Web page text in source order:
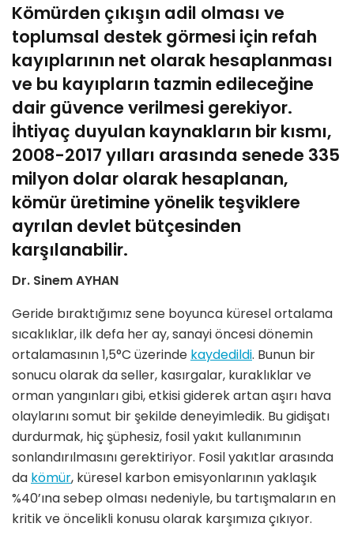
Kömürden çıkışın adil olması ve
toplumsal destek görmesi için refah
kayıplarının net olarak hesaplanması
ve bu kayıpların tazmin edileceğine
dair güvence verilmesi gerekiyor.
İhtiyaç duyulan kaynakların bir kısmı,
2008-2017 yılları arasında senede 335
milyon dolar olarak hesaplanan,
kömür üretimine yönelik teşviklere
ayrılan devlet bütçesinden
karşılanabilir.
Dr. Sinem AYHAN
Geride bıraktığımız sene boyunca küresel ortalama
sıcaklıklar, ilk defa her ay, sanayi öncesi dönemin
ortalamasının 1,5°C üzerinde kaydedildi. Bunun bir
sonucu olarak da seller, kasırgalar, kuraklıklar ve
orman yangınları gibi, etkisi giderek artan aşırı hava
olaylarını somut bir şekilde deneyimledik. Bu gidişatı
durdurmak, hiç şüphesiz, fosil yakıt kullanımının
sonlandırılmasını gerektiriyor. Fosil yakıtlar arasında
da kömür, küresel karbon emisyonlarının yaklaşık
%40’ına sebep olması nedeniyle, bu tartışmaların en
kritik ve öncelikli konusu olarak karşımıza çıkıyor.